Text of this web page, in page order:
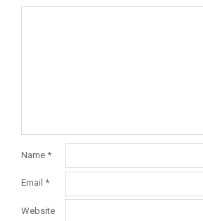
Name *
Email *
Website